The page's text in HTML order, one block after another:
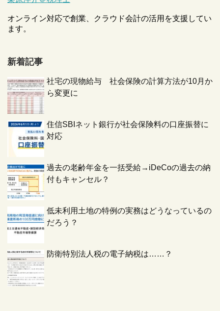
オンライン対応で創業、クラウド会計の活用を支援してい
ます。
新着記事
社宅の現物給与 社会保険の計算方法が10月か
ら変更に
住信SBIネット銀行が社会保険料の口座振替に
対応
過去の老齢年金を一括受給→iDeCoの過去の納
付もキャンセル？
低未利用土地の特例の実務はどうなっているの
だろう？
防衛特別法人税の電子納税は……？